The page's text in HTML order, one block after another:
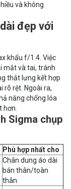
và không
đẹp với
khẩu f/1.4. Việc
mắt và tai, tránh
thắt lưng kết hợp
rõ rệt. Ngoài ra,
năng chống lóa
hơn.
Sigma chụp
Phù hợp nhất cho
Chân dung áo dài
bán thân/toàn
thân